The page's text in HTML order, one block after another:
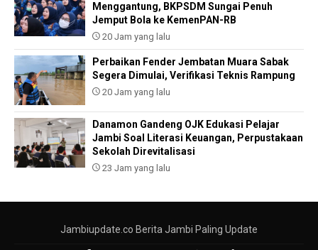
Menggantung, BKPSDM Sungai Penuh
Jemput Bola ke KemenPAN-RB
20 Jam yang lalu
Perbaikan Fender Jembatan Muara Sabak
Segera Dimulai, Verifikasi Teknis Rampung
20 Jam yang lalu
Danamon Gandeng OJK Edukasi Pelajar
Jambi Soal Literasi Keuangan, Perpustakaan
Sekolah Direvitalisasi
23 Jam yang lalu
Jambiupdate.co Berita Jambi Paling Update